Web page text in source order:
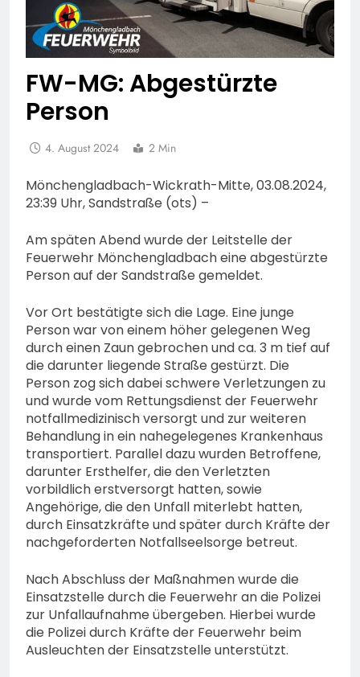
FW-MG: Abgestürzte
Person
4. August 2024 2 Min
Mönchengladbach-Wickrath-Mitte, 03.08.2024,
23:39 Uhr, Sandstraße (ots) –
Am späten Abend wurde der Leitstelle der
Feuerwehr Mönchengladbach eine abgestürzte
Person auf der Sandstraße gemeldet.
Vor Ort bestätigte sich die Lage. Eine junge
Person war von einem höher gelegenen Weg
durch einen Zaun gebrochen und ca. 3 m tief auf
die darunter liegende Straße gestürzt. Die
Person zog sich dabei schwere Verletzungen zu
und wurde vom Rettungsdienst der Feuerwehr
notfallmedizinisch versorgt und zur weiteren
Behandlung in ein nahegelegenes Krankenhaus
transportiert. Parallel dazu wurden Betroffene,
darunter Ersthelfer, die den Verletzten
vorbildlich erstversorgt hatten, sowie
Angehörige, die den Unfall miterlebt hatten,
durch Einsatzkräfte und später durch Kräfte der
nachgeforderten Notfallseelsorge betreut.
Nach Abschluss der Maßnahmen wurde die
Einsatzstelle durch die Feuerwehr an die Polizei
zur Unfallaufnahme übergeben. Hierbei wurde
die Polizei durch Kräfte der Feuerwehr beim
Ausleuchten der Einsatzstelle unterstützt.